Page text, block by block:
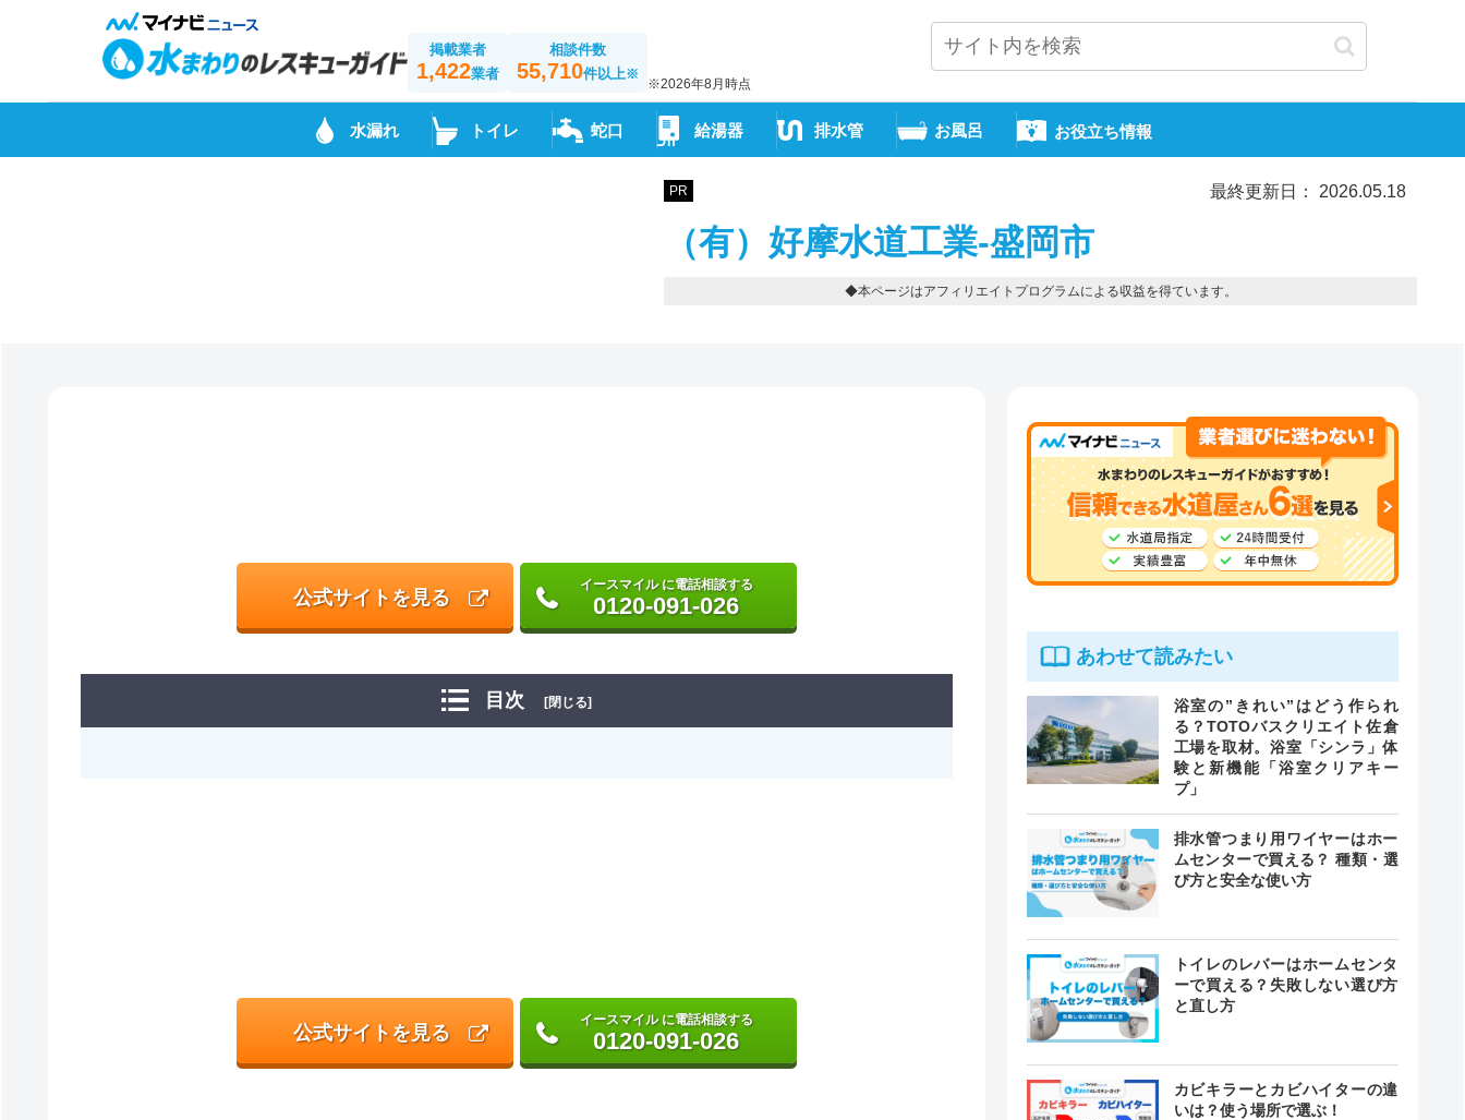
掲載業者
1,422業者
相談件数
55,710件以上※
※2026年8月時点
水漏れ トイレ 蛇口 給湯器 排水管 お風呂 お役立ち情報
PR 最終更新日： 2026.05.18
（有）好摩水道工業-盛岡市
◆本ページはアフィリエイトプログラムによる収益を得ています。
公式サイトを見る
イースマイル に電話相談する
0120-091-026
目次 [閉じる]
公式サイトを見る
イースマイル に電話相談する
0120-091-026
あわせて読みたい
浴室の”きれい”はどう作られ
る？TOTOバスクリエイト佐倉
工場を取材。浴室「シンラ」体
験と新機能「浴室クリアキー
プ」
排水管つまり用ワイヤーはホー
ムセンターで買える？ 種類・選
び方と安全な使い方
トイレのレバーはホームセンタ
ーで買える？失敗しない選び方
と直し方
カビキラーとカビハイターの違
いは？使う場所で選ぶ！